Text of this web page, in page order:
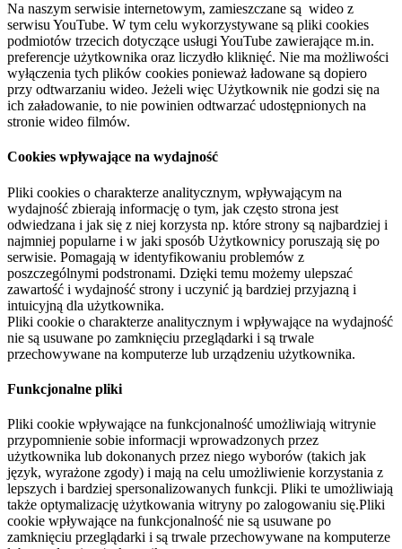
Na naszym serwisie internetowym, zamieszczane są wideo z
serwisu YouTube. W tym celu wykorzystywane są pliki cookies
podmiotów trzecich dotyczące usługi YouTube zawierające m.in.
preferencje użytkownika oraz liczydło kliknięć. Nie ma możliwości
wyłączenia tych plików cookies ponieważ ładowane są dopiero
przy odtwarzaniu wideo. Jeżeli więc Użytkownik nie godzi się na
ich załadowanie, to nie powinien odtwarzać udostępnionych na
stronie wideo filmów.
Cookies wpływające na wydajność
Pliki cookies o charakterze analitycznym, wpływającym na
wydajność zbierają informację o tym, jak często strona jest
odwiedzana i jak się z niej korzysta np. które strony są najbardziej i
najmniej popularne i w jaki sposób Użytkownicy poruszają się po
serwisie. Pomagają w identyfikowaniu problemów z
poszczególnymi podstronami. Dzięki temu możemy ulepszać
zawartość i wydajność strony i uczynić ją bardziej przyjazną i
intuicyjną dla użytkownika.
Pliki cookie o charakterze analitycznym i wpływające na wydajność
nie są usuwane po zamknięciu przeglądarki i są trwale
przechowywane na komputerze lub urządzeniu użytkownika.
Funkcjonalne pliki
Pliki cookie wpływające na funkcjonalność umożliwiają witrynie
przypomnienie sobie informacji wprowadzonych przez
użytkownika lub dokonanych przez niego wyborów (takich jak
język, wyrażone zgody) i mają na celu umożliwienie korzystania z
lepszych i bardziej spersonalizowanych funkcji. Pliki te umożliwiają
także optymalizację użytkowania witryny po zalogowaniu się.Pliki
cookie wpływające na funkcjonalność nie są usuwane po
zamknięciu przeglądarki i są trwale przechowywane na komputerze